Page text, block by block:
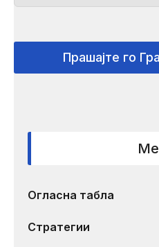
Прашајте го
Огласна табла
Стратегии